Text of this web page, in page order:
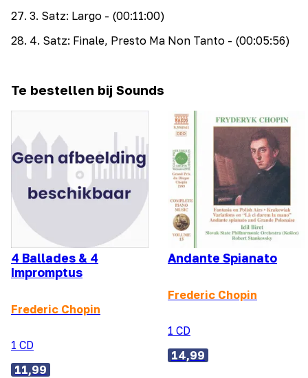
27. 3. Satz: Largo - (00:11:00)
28. 4. Satz: Finale, Presto Ma Non Tanto - (00:05:56)
Te bestellen bij Sounds
4 Ballades & 4
Impromptus
Frederic Chopin
1 CD
11,99
Andante Spianato
Frederic Chopin
1 CD
14,99